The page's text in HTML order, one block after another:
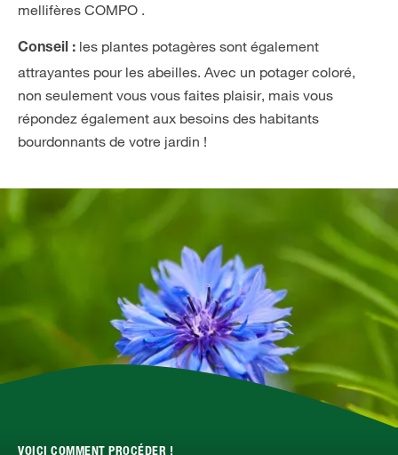
mellifères COMPO .
Conseil : les plantes potagères sont également
attrayantes pour les abeilles. Avec un potager coloré,
non seulement vous vous faites plaisir, mais vous
répondez également aux besoins des habitants
bourdonnants de votre jardin !
VOICI COMMENT PROCÉDER !